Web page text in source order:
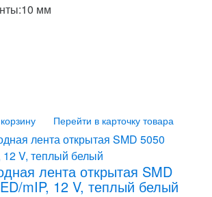
мм
Перейти в карточку товара
лента открытая SMD
mIP, 12 V, теплый белый